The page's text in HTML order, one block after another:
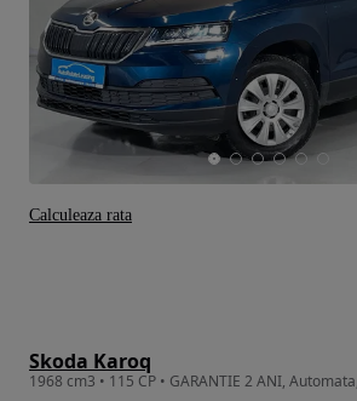
Skoda Karoq
Calculeaza rata